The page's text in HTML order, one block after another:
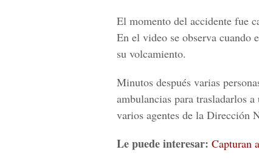
El momento del accidente fue
En el video se observa
su volcamiento.
Minutos después varias
ambulancias para trasladarlos
varios agentes de la Dirección
Le puede interesar: Capturan